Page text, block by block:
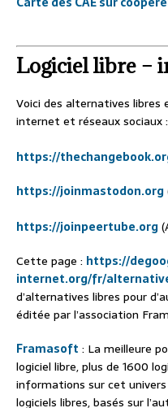
Logiciel libre –
Voici des alternatives libres
internet et réseaux sociaux :
https://
https://joinmastodon.org
https://joinpeertube.org
Cette page : https://
internet.org/fr/
d’alternatives libres pour
éditée par l’association
Framasoft : La meilleure
logiciel libre, plus de 1600
informations sur cet
logiciels libres, basés sur